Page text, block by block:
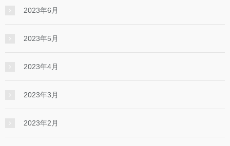
2023年6月
2023年5月
2023年4月
2023年3月
2023年2月